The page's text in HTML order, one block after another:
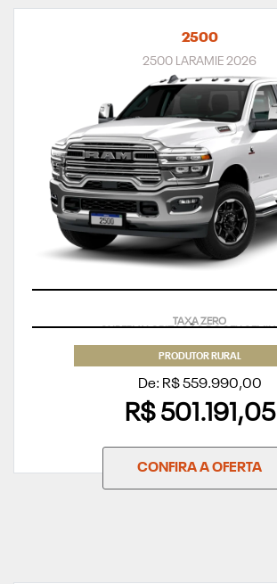
2500
2500 LARAMIE 2026
PRODUTOR RURAL
De: R$ 559.990,00
R$ 501.191,05
CONFIRA A OFERTA